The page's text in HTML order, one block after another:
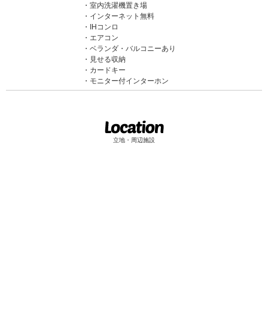
室内洗濯機置き場
インターネット無料
IHコンロ
エアコン
ベランダ・バルコニーあり
見せる収納
カードキー
モニター付インターホン
立地・周辺施設